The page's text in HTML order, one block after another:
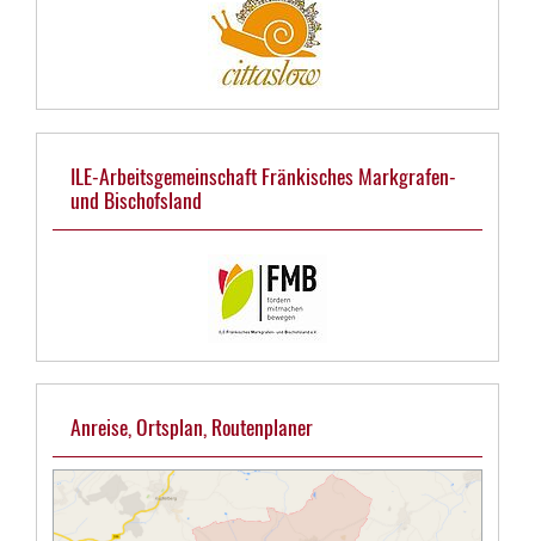
ILE-Arbeitsgemeinschaft Fränkisches Markgrafen-
und Bischofsland
Anreise, Ortsplan, Routenplaner